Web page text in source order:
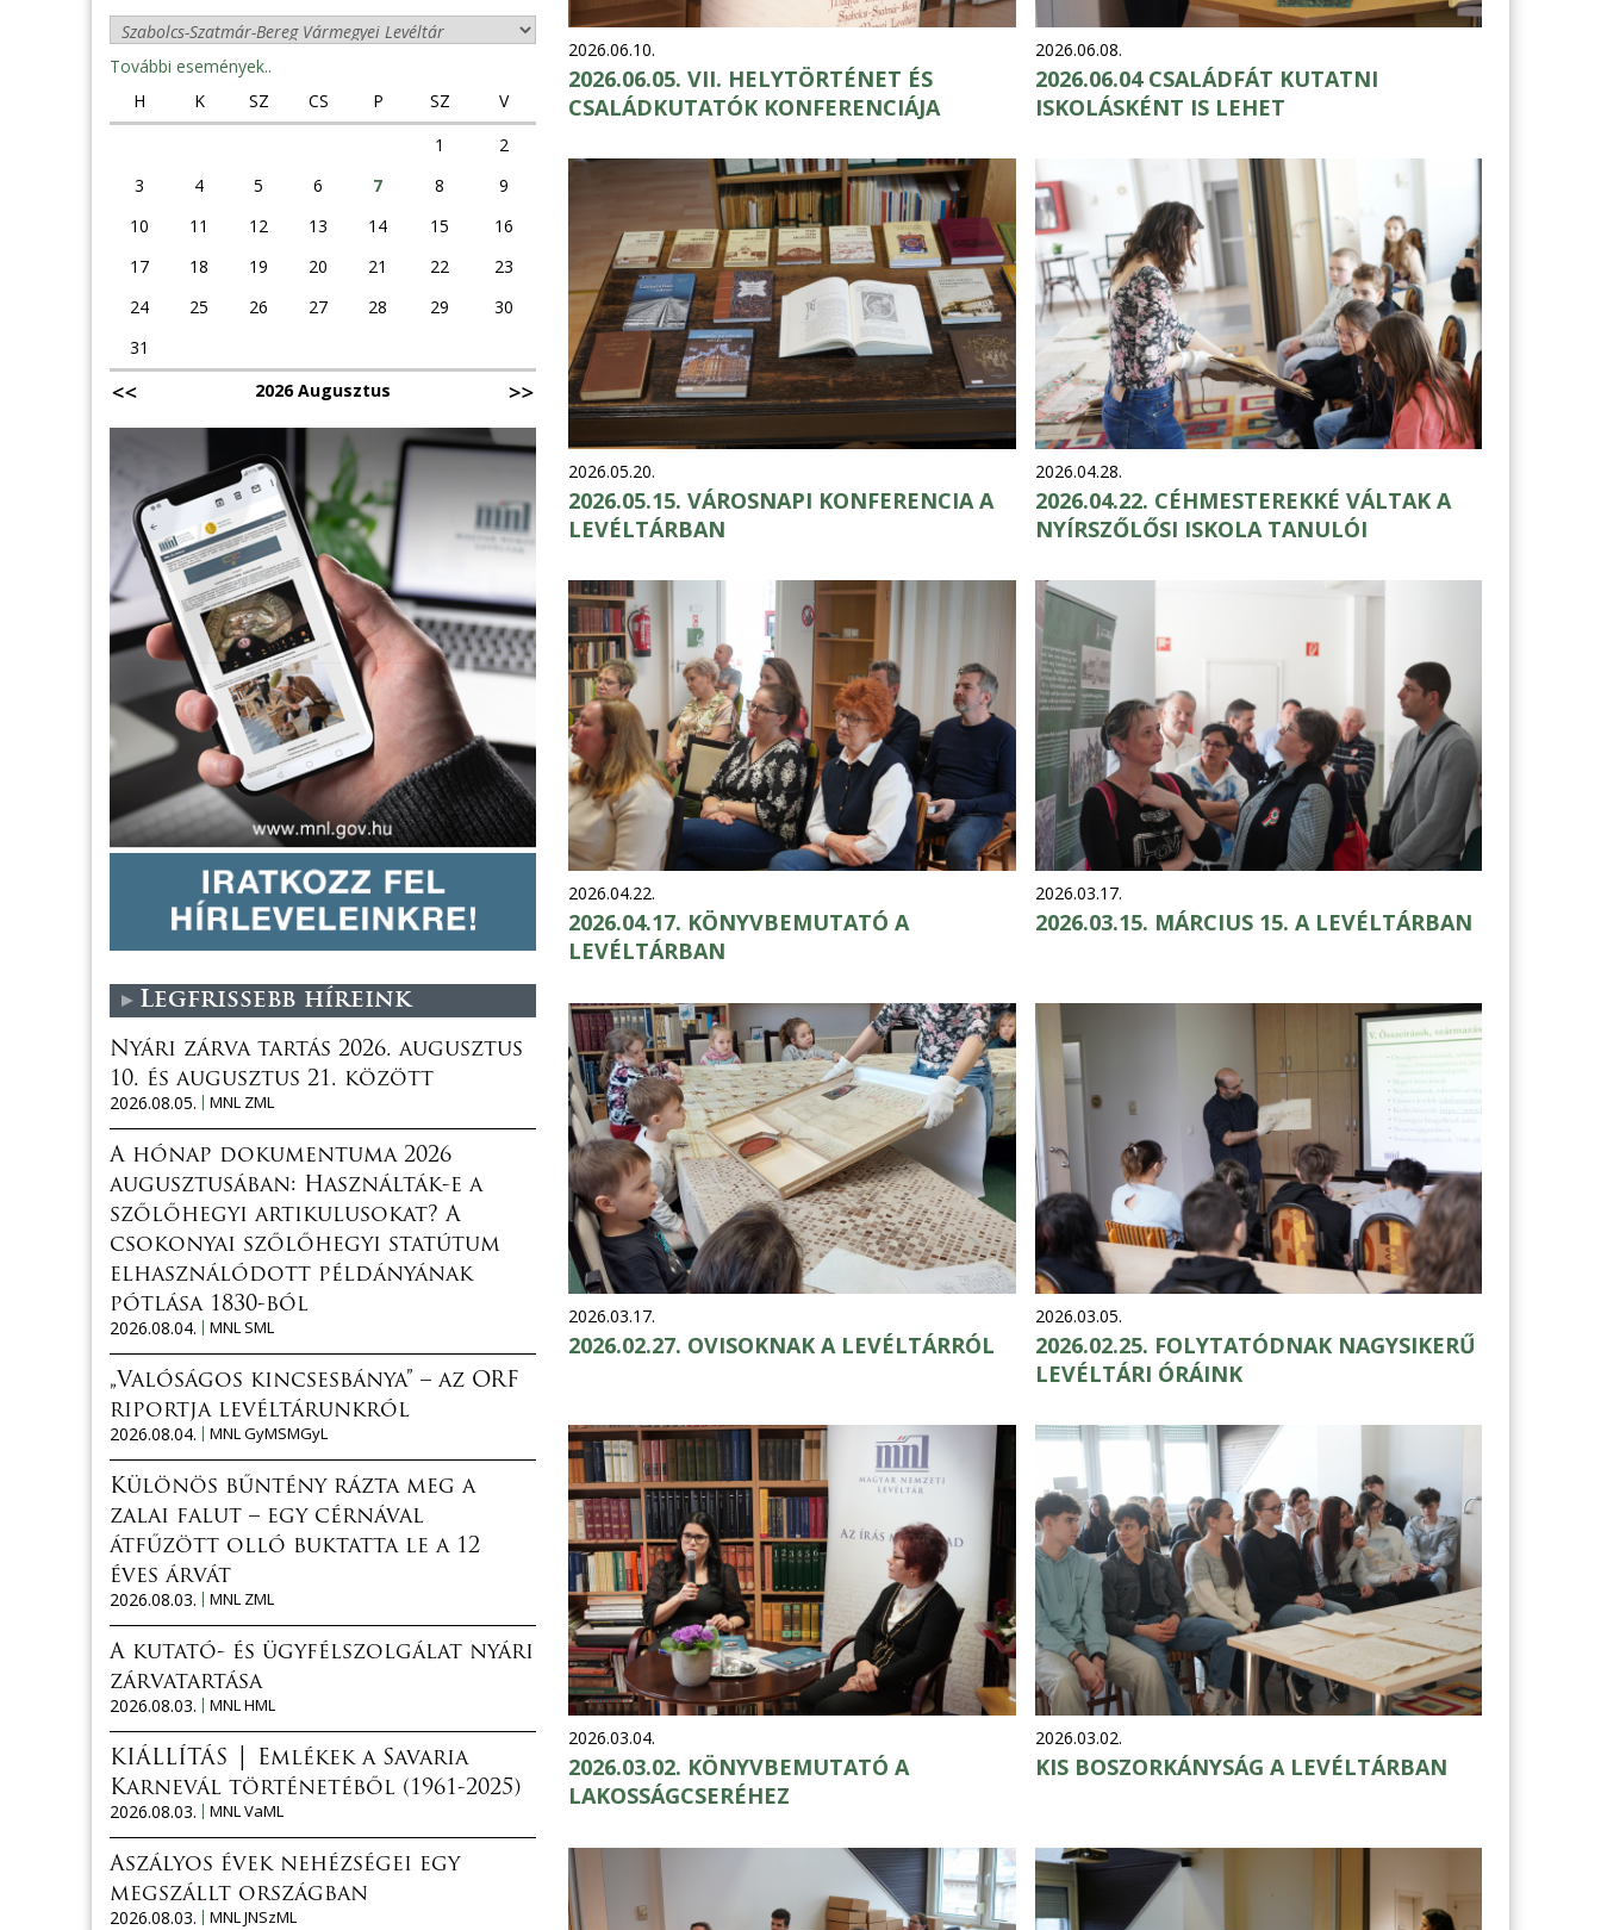
2026.06.10.
2026.06.05. VII. HELYTÖRTÉNET ÉS
CSALÁDKUTATÓK KONFERENCIÁJA
2026.06.08.
2026.06.04 CSALÁDFÁT KUTATNI
ISKOLÁSKÉNT IS LEHET
2026.05.20.
2026.05.15. VÁROSNAPI KONFERENCIA A
LEVÉLTÁRBAN
2026.04.28.
2026.04.22. CÉHMESTEREKKÉ VÁLTAK A
NYÍRSZŐLŐSI ISKOLA TANULÓI
2026.04.22.
2026.04.17. KÖNYVBEMUTATÓ A
LEVÉLTÁRBAN
2026.03.17.
2026.03.15. MÁRCIUS 15. A LEVÉLTÁRBAN
2026.03.17.
2026.02.27. OVISOKNAK A LEVÉLTÁRRÓL
2026.03.05.
2026.02.25. FOLYTATÓDNAK NAGYSIKERŰ
LEVÉLTÁRI ÓRÁINK
2026.03.04.
2026.03.02. KÖNYVBEMUTATÓ A
LAKOSSÁGCSERÉHEZ
2026.03.02.
KIS BOSZORKÁNYSÁG A LEVÉLTÁRBAN
k
További események..
H
K SZ CS P SZ
V
1
2
3
4 5 6 7 8
9
10
11 12 13 14 15
16
17
18 19 20 21 22
23
24
25 26 27 28 29
30
31
2026 Augusztus
Legfrissebb híreink
Nyári zárva tartás 2026. augusztus
10. és augusztus 21. között
2026.08.05.
MNL ZML
A hónap dokumentuma 2026
augusztusában: Használták-e a
szőlőhegyi artikulusokat? A
csokonyai szőlőhegyi statútum
elhasználódott példányának
pótlása 1830-ból
2026.08.04.
MNL SML
„Valóságos kincsesbánya” – az ORF
riportja levéltárunkról
2026.08.04.
MNL GyMSMGyL
Különös bűntény rázta meg a
zalai falut – egy cérnával
átfűzött olló buktatta le a 12
éves árvát
2026.08.03.
MNL ZML
A kutató- és ügyfélszolgálat nyári
zárvatartása
2026.08.03.
MNL HML
KIÁLLÍTÁS │ Emlékek a Savaria
Karnevál történetéből (1961-2025)
2026.08.03.
MNL VaML
Aszályos évek nehézségei egy
megszállt országban
2026.08.03.
MNL JNSzML